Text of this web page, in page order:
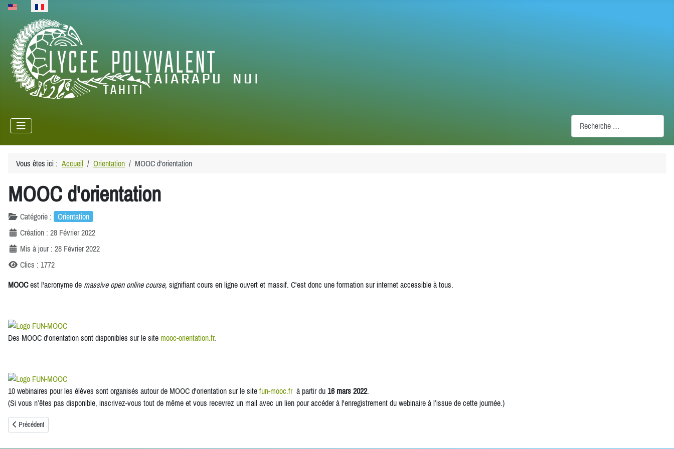
Sélectionnez votre langue
Vous êtes ici : Accueil Orientation MOOC d'orientation
MOOC d'orientation
Catégorie :
Orientation
Création : 28 Février 2022
Mis à jour : 28 Février 2022
Clics : 1772
MOOCest l'acronyme de massive open online course, signifiant cours en ligne ouvert et massif. C'est donc une formation sur internet accessible à tous.
Des MOOC d'orientation sont disponibles sur le site mooc-orientation.fr.
10 webinaires pour les élèves sont organisés autour de MOOC d'orientation sur le site fun-mooc.frà partir du 16 mars 2022.
(Si vous n’êtes pas disponible, inscrivez-vous tout de même et vous recevrez un mail avec un lien pour accéder à l'enregistrement du webinaire à l’issue de cette journée.)
Article précédent : Forum post-bac
Précédent